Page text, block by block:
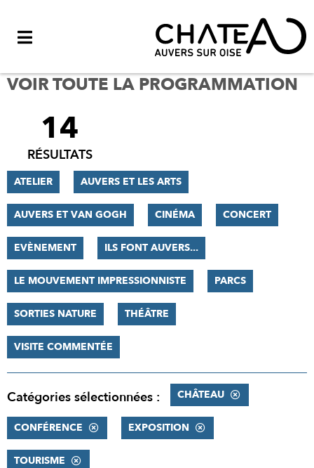
VOIR TOUTE LA PROGRAMMATION
FILTRER
RÉSULTATS
14
RÉSULTATS
ATELIER AUVERS ET LES ARTS
AUVERS ET VAN GOGH CINÉMA CONCERT
EVÈNEMENT ILS FONT AUVERS...
LE MOUVEMENT IMPRESSIONNISTE PARCS
SORTIES NATURE THÉÂTRE
VISITE COMMENTÉE
Catégories sélectionnées : CHÂTEAU
CONFÉRENCE EXPOSITION
TOURISME